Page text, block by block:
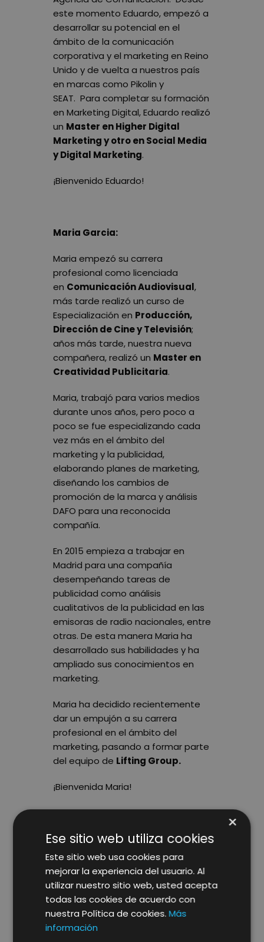
este momento Eduardo, empezó a
desarrollar su potencial en el
ámbito de la comunicación
corporativa y el marketing en Reino
Unido y de vuelta a nuestros país
en marcas como Pikolin y
SEAT. Para completar su formación
en Marketing Digital, Eduardo realizó
un Master en Higher Digital
Marketing y otro en Social Media
y Digital Marketing.
¡Bienvenido Eduardo!
Maria Garcia:
Maria empezó su carrera
profesional como licenciada
en Comunicación Audiovisual,
más tarde realizó un curso de
Especialización en Producción,
Dirección de Cine y Televisión;
años más tarde, nuestra nueva
compañera, realizó un Master en
Creatividad Publicitaria.
Maria, trabajó para varios medios
durante unos años, pero poco a
poco se fue especializando cada
vez más en el ámbito del
marketing y la publicidad,
elaborando planes de marketing,
diseñando los cambios de
promoción de la marca y análisis
DAFO para una reconocida
compañía.
En 2015 empieza a trabajar en
Madrid para una compañía
desempeñando tareas de
publicidad como análisis
cualitativos de la publicidad en las
emisoras de radio nacionales, entre
otras. De esta manera Maria ha
desarrollado sus habilidades y ha
ampliado sus conocimientos en
marketing.
Maria ha decidido recientemente
dar un empujón a su carrera
profesional en el ámbito del
marketing, pasando a formar parte
del equipo de Lifting Group.
¡Bienvenida Maria!
Laura Canal:
Laura empezó su viaje profesional
con un grado en diseño gráfico sin
embargo pronto se da cuenta de
que su camino es el marketing y
×
Ese sitio web utiliza cookies
Este sitio web usa cookies para
mejorar la experiencia del usuario. Al
utilizar nuestro sitio web, usted acepta
todas las cookies de acuerdo con
nuestra Política de cookies.Más
información